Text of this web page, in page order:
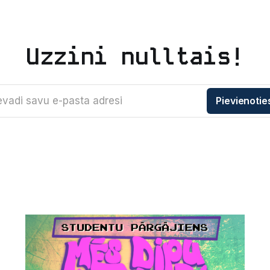
Uzzini nulltais!
savu e-pasta adresi